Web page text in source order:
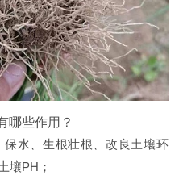
哪些作用？
水、生根壮根、改良土壤环
壤PH；